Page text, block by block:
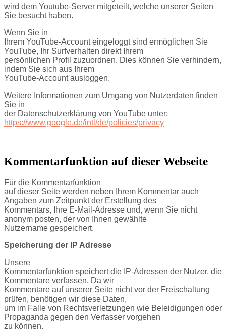
wird dem Youtube-Server mitgeteilt, welche unserer Seiten
Sie besucht haben.
Wenn Sie in
Ihrem YouTube-Account eingeloggt sind ermöglichen Sie
YouTube, Ihr Surfverhalten direkt Ihrem
persönlichen Profil zuzuordnen. Dies können Sie verhindern,
indem Sie sich aus Ihrem
YouTube-Account ausloggen.
Weitere Informationen zum Umgang von Nutzerdaten finden
Sie in
der Datenschutzerklärung von YouTube unter:
https://www.google.de/intl/de/policies/privacy
Kommentarfunktion auf dieser Webseite
Für die Kommentarfunktion
auf dieser Seite werden neben Ihrem Kommentar auch
Angaben zum Zeitpunkt der Erstellung des
Kommentars, Ihre E-Mail-Adresse und, wenn Sie nicht
anonym posten, der von Ihnen gewählte
Nutzername gespeichert.
Speicherung der IP Adresse
Unsere
Kommentarfunktion speichert die IP-Adressen der Nutzer, die
Kommentare verfassen. Da wir
Kommentare auf unserer Seite nicht vor der Freischaltung
prüfen, benötigen wir diese Daten,
um im Falle von Rechtsverletzungen wie Beleidigungen oder
Propaganda gegen den Verfasser vorgehen
zu können.